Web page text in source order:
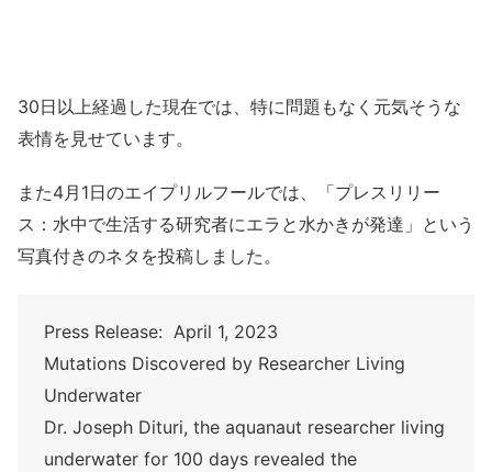
30日以上経過した現在では、特に問題もなく元気そうな
表情を見せています。
また4月1日のエイプリルフールでは、「プレスリリー
ス：水中で生活する研究者にエラと水かきが発達」という
写真付きのネタを投稿しました。
Press Release: April 1, 2023
Mutations Discovered by Researcher Living
Underwater
Dr. Joseph Dituri, the aquanaut researcher living
underwater for 100 days revealed the